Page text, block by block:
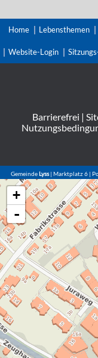
Home Lebensthemen
Website-Login
Barrierefrei |
GemeindeLyss| Marktplatz 6 |